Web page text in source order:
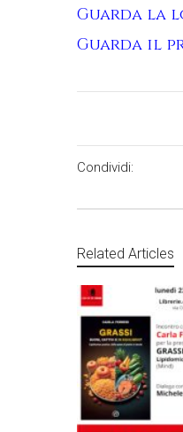
Guarda la
Guarda il
Condividi:
Related Articles